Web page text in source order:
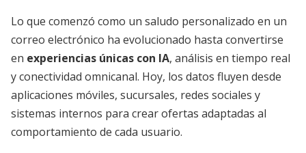
Lo que comenzó como un saludo personalizado en un
correo electrónico ha evolucionado hasta convertirse
en experiencias únicas con IA, análisis en tiempo real
y conectividad omnicanal. Hoy, los datos fluyen desde
aplicaciones móviles, sucursales, redes sociales y
sistemas internos para crear ofertas adaptadas al
comportamiento de cada usuario.